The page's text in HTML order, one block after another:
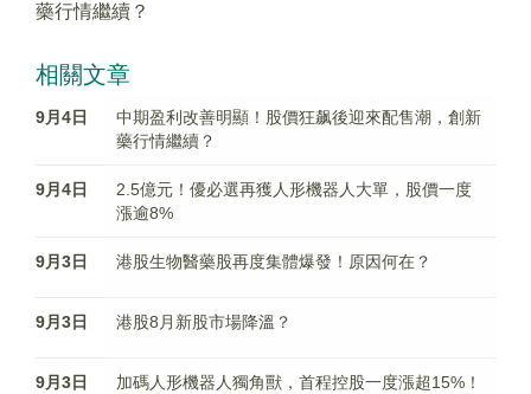
藥行情繼續？
相關文章
9月4日
中期盈利改善明顯！股價狂飙後迎來配售潮，創新
藥行情繼續？
9月4日
2.5億元！優必選再獲人形機器人大單，股價一度
漲逾8%
9月3日 港股生物醫藥股再度集體爆發！原因何在？
9月3日 港股8月新股市場降溫？
9月3日 加碼人形機器人獨角獸，首程控股一度漲超15%！